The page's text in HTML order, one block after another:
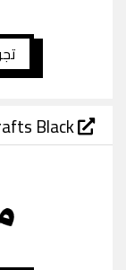
Black